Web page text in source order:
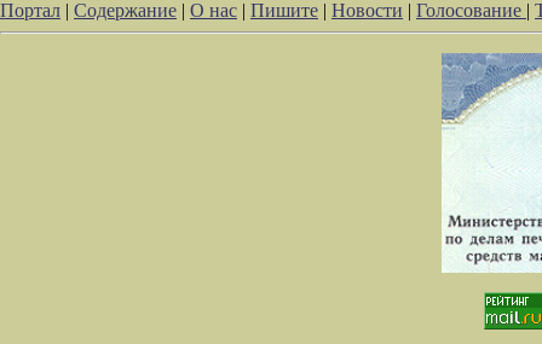
Портал | Содержание | О нас | Пишите | Новости | Голосование |